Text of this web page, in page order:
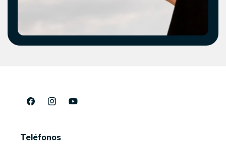
FacebookInstagramYouTube
Teléfonos